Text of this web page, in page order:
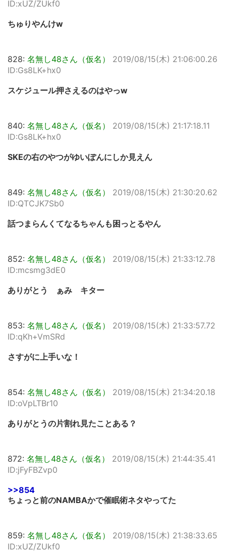
ID:xUZ/ZUkf0
ちゅりやんけw
828: 名無し48さん（仮名）
2019/08/15(木) 21:06:00.26
ID:Gs8LK+hx0
スケジュール押さえるのはやっw
840: 名無し48さん（仮名）
2019/08/15(木) 21:17:18.11
ID:Gs8LK+hx0
SKEの右のやつがゆいぽんにしか見えん
849: 名無し48さん（仮名）
2019/08/15(木) 21:30:20.62
ID:QTCJK7Sb0
話つまらんくてなるちゃんも困っとるやん
852: 名無し48さん（仮名）
2019/08/15(木) 21:33:12.78
ID:mcsmg3dE0
ありがとう ぁみ キター
853: 名無し48さん（仮名）
2019/08/15(木) 21:33:57.72
ID:qKh+VmSRd
さすがに上手いな！
854: 名無し48さん（仮名）
2019/08/15(木) 21:34:20.18
ID:oVpLTBr10
ありがとうの片割れ見たことある？
872: 名無し48さん（仮名）
2019/08/15(木) 21:44:35.41
ID:jFyFBZvp0
>>854
ちょっと前のNAMBAかで催眠術ネタやってた
859: 名無し48さん（仮名）
2019/08/15(木) 21:38:33.65
ID:xUZ/ZUkf0